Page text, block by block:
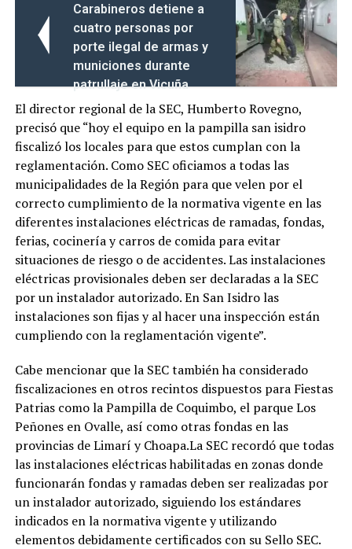
Carabineros detiene a
cuatro personas por
porte ilegal de armas y
municiones durante
patrullaje en Vicuña
El director regional de la SEC, Humberto Rovegno,
precisó que “hoy el equipo en la pampilla san isidro
fiscalizó los locales para que estos cumplan con la
reglamentación. Como SEC oficiamos a todas las
municipalidades de la Región para que velen por el
correcto cumplimiento de la normativa vigente en las
diferentes instalaciones eléctricas de ramadas, fondas,
ferias, cocinería y carros de comida para evitar
situaciones de riesgo o de accidentes. Las instalaciones
eléctricas provisionales deben ser declaradas a la SEC
por un instalador autorizado. En San Isidro las
instalaciones son fijas y al hacer una inspección están
cumpliendo con la reglamentación vigente”.
Cabe mencionar que la SEC también ha considerado
fiscalizaciones en otros recintos dispuestos para Fiestas
Patrias como la Pampilla de Coquimbo, el parque Los
Peñones en Ovalle, así como otras fondas en las
provincias de Limarí y Choapa.La SEC recordó que todas
las instalaciones eléctricas habilitadas en zonas donde
funcionarán fondas y ramadas deben ser realizadas por
un instalador autorizado, siguiendo los estándares
indicados en la normativa vigente y utilizando
elementos debidamente certificados con su Sello SEC.